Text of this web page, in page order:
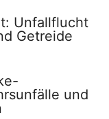
Unfallflucht
Getreide
und